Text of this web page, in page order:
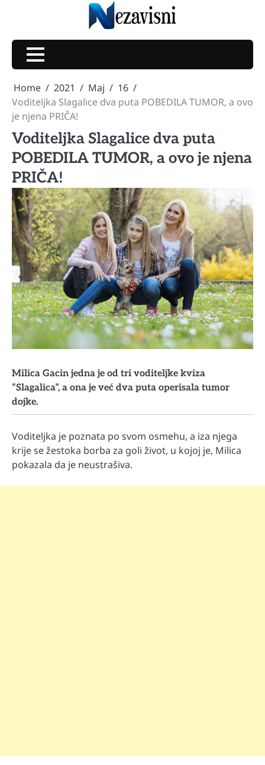
Home 2021 Maj
16
Voditeljka Slagalice dva puta POBEDILA TUMOR, a ovo
je njena PRIČA!
Voditeljka Slagalice dva puta
POBEDILA TUMOR, a ovo je njena
PRIČA!
Milica Gacin jedna je od tri voditeljke kviza
“Slagalica”, a ona je već dva puta operisala tumor
dojke.
Voditeljka je poznata po svom osmehu, a iza njega
krije se žestoka borba za goli život, u kojoj je, Milica
pokazala da je neustrašiva.